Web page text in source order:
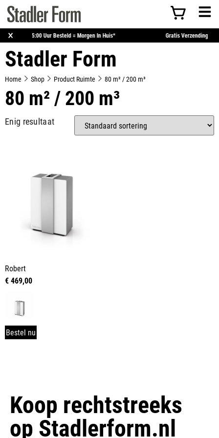
× Voor 15:00 Uur Besteld = Morgen In Huis* Gratis
Stadler Form
Home Shop Product Ruimte 80 m² / 200 m³
80 m² / 200 m³
Enig resultaat
Robert
€469,00
Bestel nu
Koop rechtstreeks
op Stadlerform.nl